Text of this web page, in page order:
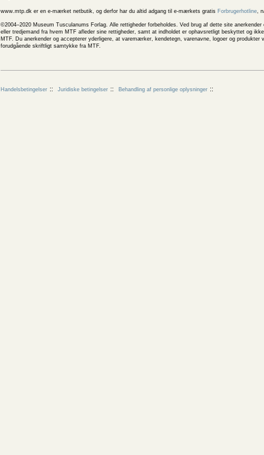
www.mtp.dk er en e-mærket netbutik, og derfor har du altid adgang til e-mærkets gratis Forbrugerhotline,
©2004–2020 Museum Tusculanums Forlag. Alle rettigheder forbeholdes. Ved brug af dette site
eller tredjemand fra hvem MTF afleder sine rettigheder, samt at indholdet er ophavsretligt beskyttet og
MTF. Du anerkender og accepterer yderligere, at varemærker, kendetegn, varenavne, logoer og
forudgående skriftligt samtykke fra MTF.
Handelsbetingelser Juridiske betingelser Behandling af personlige oplysninger